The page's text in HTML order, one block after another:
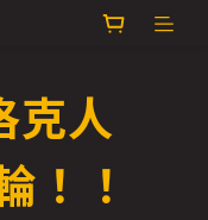
人
！！